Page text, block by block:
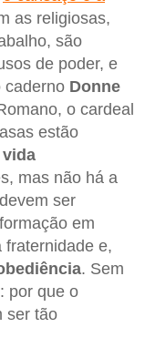
as religiosas,
são
de poder, e
caderno Donne
o cardeal
estão
vida
mas não há a
ser
em
fraternidade e,
. Sem
por que o
ser tão